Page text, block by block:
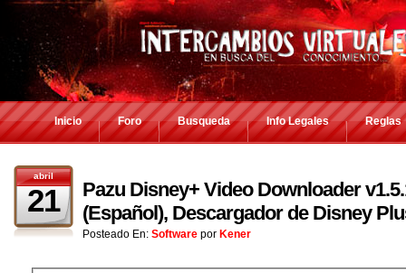
Inicio Foro Busqueda Info Legales Reglas
abril
21
Pazu Disney+ Video Downloader
(Español), Descargador de Disney
Posteado En: Software por Kener